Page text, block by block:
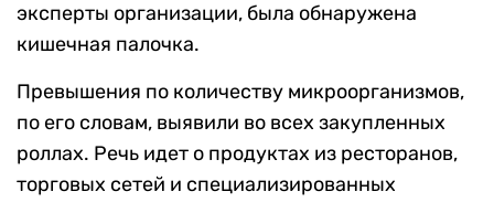
эксперты организации, была обнаружена
кишечная палочка.
Превышения по количеству микроорганизмов,
по его словам, выявили во всех закупленных
роллах. Речь идет о продуктах из ресторанов,
торговых сетей и специализированных